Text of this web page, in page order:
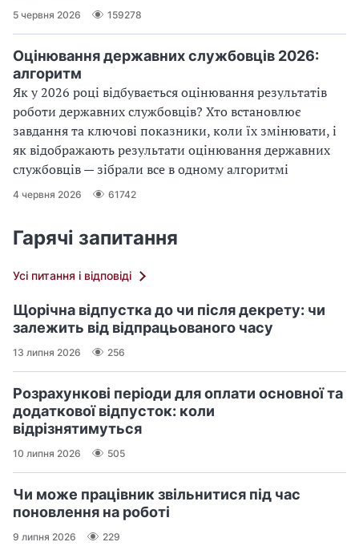
5 червня 2026 159278
Оцінювання державних службовців 2026:
алгоритм
Як у 2026 році відбувається оцінювання результатів
роботи державних службовців? Хто встановлює
завдання та ключові показники, коли їх змінювати, і
як відображають результати оцінювання державних
службовців — зібрали все в одному алгоритмі
4 червня 2026 61742
Гарячі запитання
Усі питання і відповіді
Щорічна відпустка до чи після декрету: чи
залежить від відпрацьованого часу
13 липня 2026 256
Розрахункові періоди для оплати основної та
додаткової відпусток: коли
відрізнятимуться
10 липня 2026 505
Чи може працівник звільнитися під час
поновлення на роботі
9 липня 2026 229